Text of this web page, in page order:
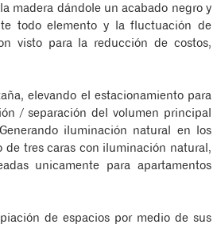
madera dándole un acabado negro y
todo elemento y la fluctuación de
visto para la reducción de costos,
elevando el estacionamiento para
/ separación del volumen principal
iluminación natural en los
tres caras con iluminación natural,
unicamente para apartamentos
de espacios por medio de sus